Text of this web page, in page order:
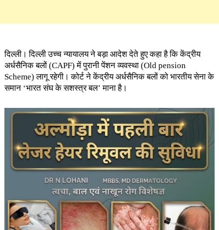
दिल्ली। दिल्ली उच्च न्यायालय ने बड़ा आदेश देते हुए कहा है कि केंद्रीय
अर्धसैनिक बलों (CAPF) में पुरानी पेंशन व्यवस्था (Old pension
Scheme) लागू रहेगी। कोर्ट ने केंद्रीय अर्धसैनिक बलों को भारतीय सेना के
समान ‘भारत संघ के सशस्त्र बल’ माना है।